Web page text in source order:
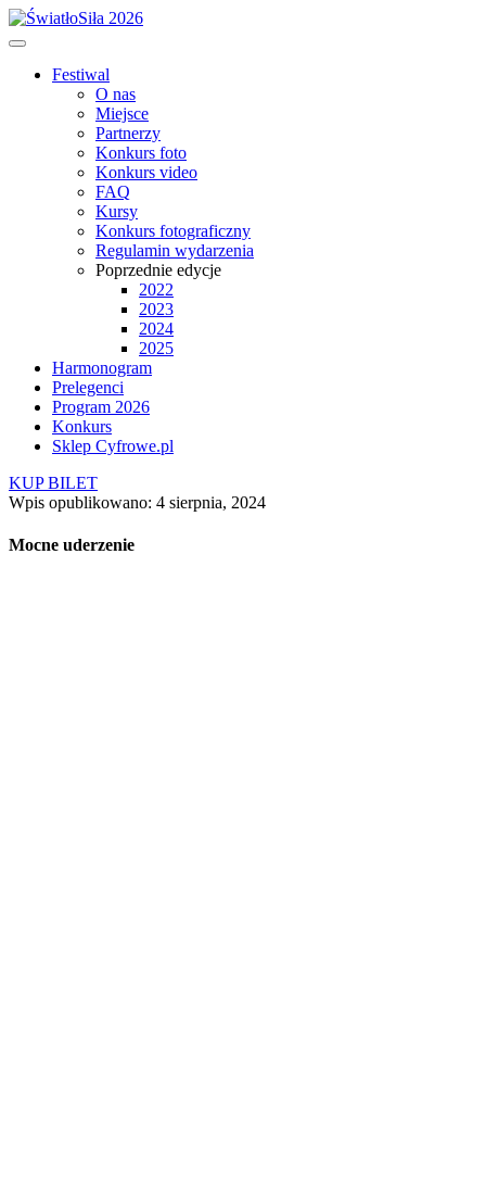
Festiwal
O nas
Miejsce
Partnerzy
Konkurs foto
Konkurs video
FAQ
Kursy
Konkurs fotograficzny
Regulamin wydarzenia
Poprzednie edycje
2022
2023
2024
2025
Harmonogram
Prelegenci
Program 2026
Konkurs
Sklep Cyfrowe.pl
KUP BILET
Wpis opublikowano: 4 sierpnia, 2024
Mocne uderzenie